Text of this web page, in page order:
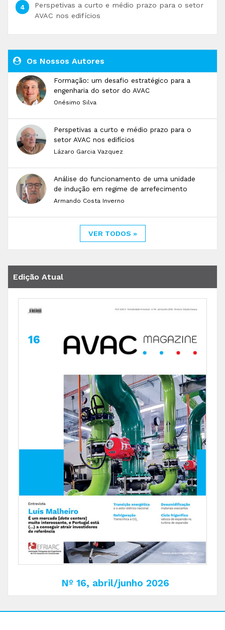
Perspetivas a curto e médio prazo para o setor
AVAC nos edifícios
Os Nossos Autores
Formação: um desafio estratégico para a
engenharia do setor do AVAC
Onésimo Silva
Perspetivas a curto e médio prazo para o
setor AVAC nos edifícios
Lázaro Garcia Vazquez
Análise do funcionamento de uma unidade
de indução em regime de arrefecimento
Armando Costa Inverno
VER TODOS »
Edição Atual
Nº 16, abril/junho 2026